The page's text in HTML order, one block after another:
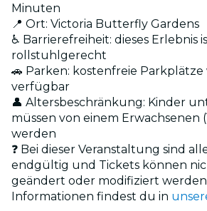
Minuten
📍 Ort: Victoria Butterfly Gardens
♿ Barrierefreiheit: dieses Erlebnis
rollstuhlgerecht
🚗 Parken: kostenfreie Parkplätze
verfügbar
👤 Altersbeschränkung: Kinder
müssen von einem Erwachsenen
werden
❓ Bei dieser Veranstaltung sind
endgültig und Tickets können
geändert oder modifiziert
Informationen findest du in